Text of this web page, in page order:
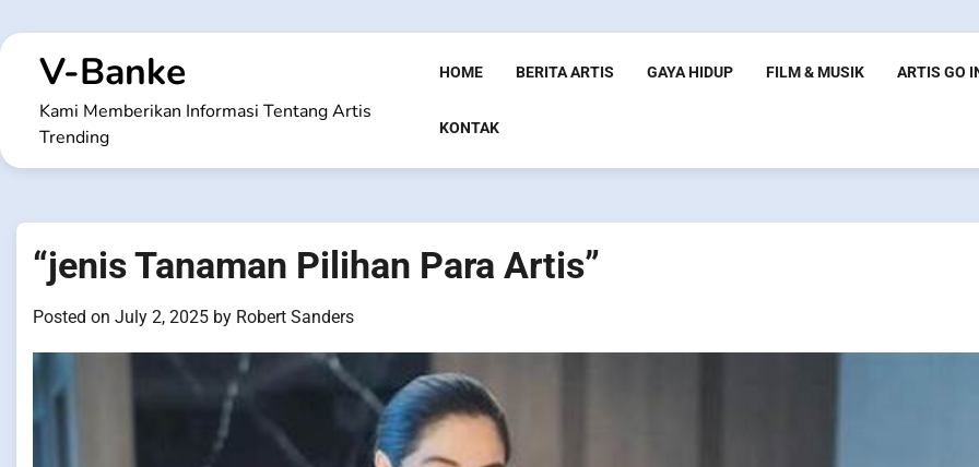
to
contentV-Banke
Kami Memberikan Informasi Tentang Artis
Trending
HOME BERITA ARTIS GAYA HIDUP FILM & MUSIK ARTIS GO
KONTAK
“jenis Tanaman Pilihan Para Artis”
Posted on July 2, 2025 by Robert Sanders